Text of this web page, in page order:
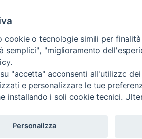
Privacy Policy
riservati - Vita Trentina
cookie o tecnologie simili per
semplici", "miglioramento
"accetta" acconsenti all'utilizzo
e personalizzare le tue
installando i soli cookie tecnici.
Personalizza